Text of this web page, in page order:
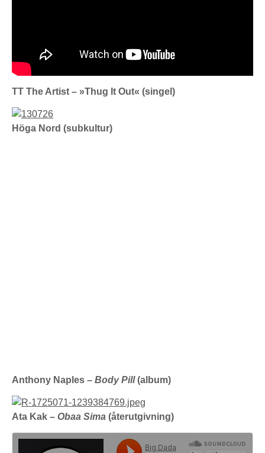
TT The Artist – »Thug It Out« (singel)
Höga Nord (subkultur)
Anthony Naples – Body Pill(album)
Ata Kak – Obaa Sima (återutgivning)